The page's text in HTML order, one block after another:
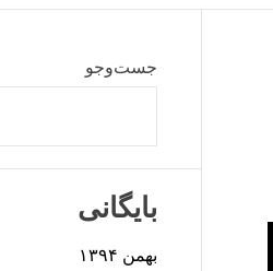
جست‌وجو
بایگانی
بهمن ۱۳۹۴